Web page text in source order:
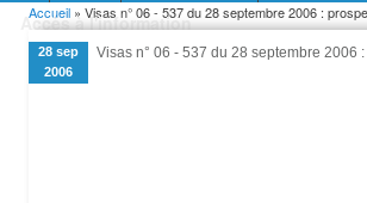
Accès à l'information
Vous êtes ici
Accueil » Visas n° 06 - 537 du 28 septembre 2006 :
28 sep
2006
Visas n° 06 - 537 du 28 septembre 2006